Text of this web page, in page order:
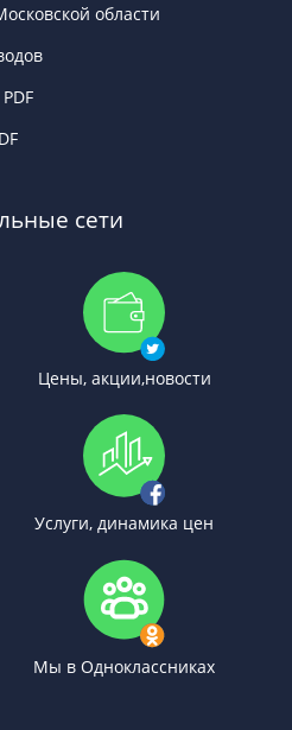
области
сети
Цены, акции,новости
Услуги, динамика цен
Мы в Одноклассниках